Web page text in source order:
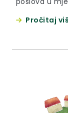
Pročitaj